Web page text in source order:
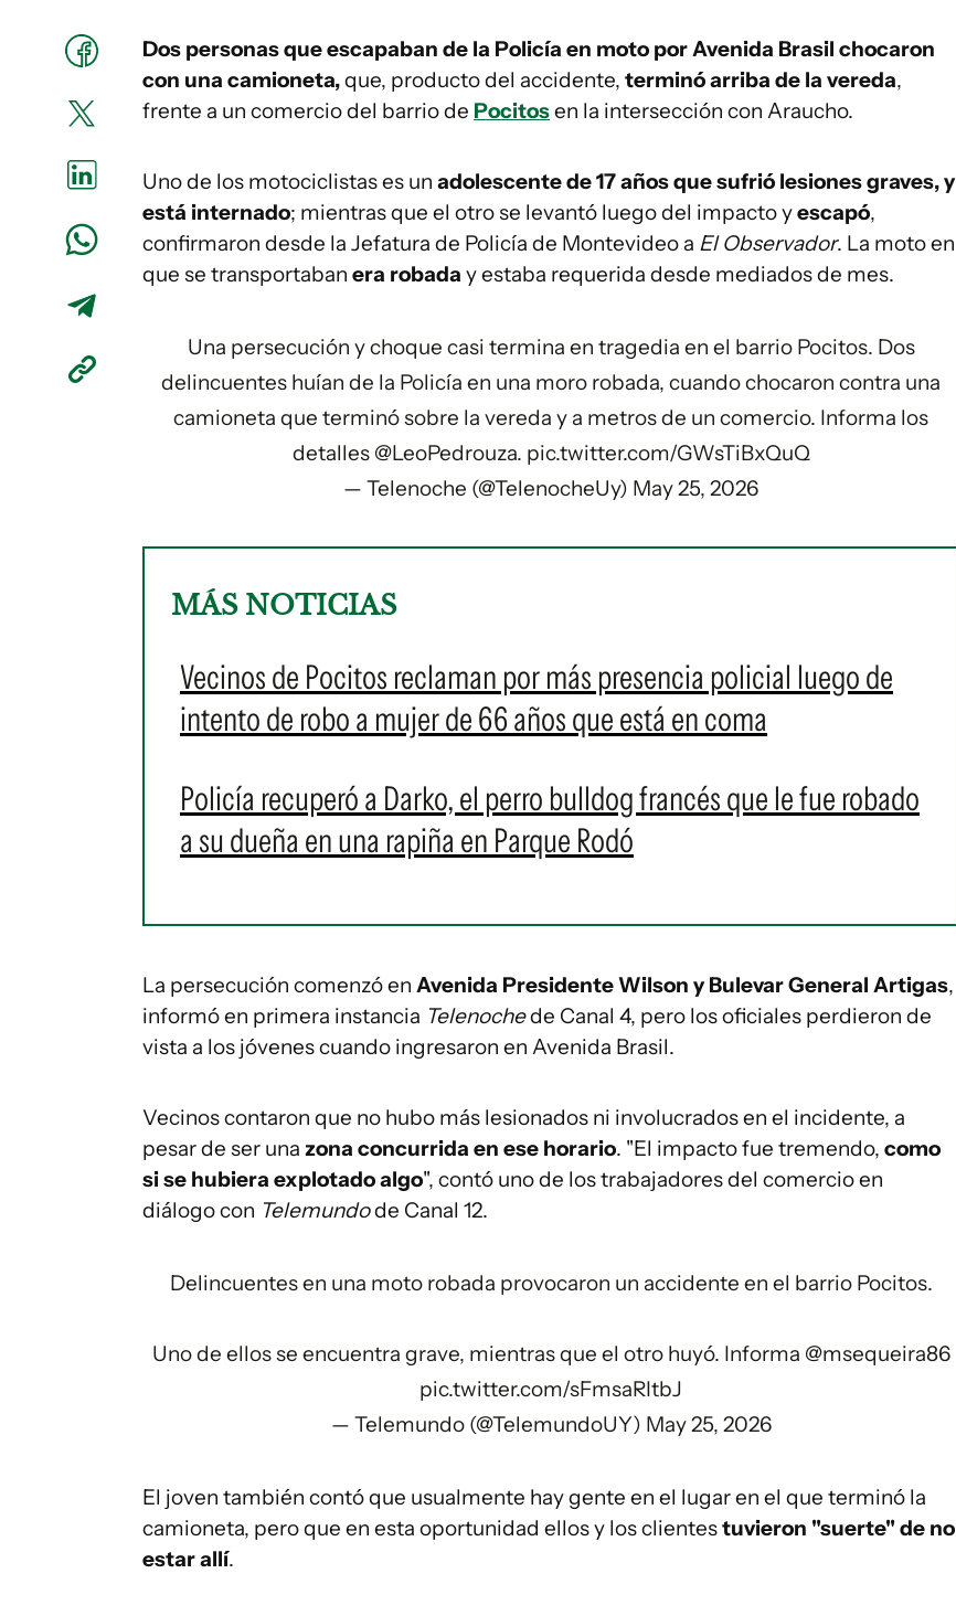
Dos personas que escapaban de la Policía en moto por Avenida Brasil chocaron
con una camioneta,que, producto del accidente, terminó arriba de la vereda,
frente a un comercio del barrio de Pocitosen la intersección con Araucho.
Uno de los motociclistas es un adolescente de 17 años que sufrió lesiones graves, y
está internado; mientras que el otro se levantó luego del impacto yescapó,
confirmaron desde la Jefatura de Policía de Montevideo a El Observador. La moto en
que se transportaban era robada y estaba requerida desde mediados de mes.
Una persecución y choque casi termina en tragedia en el barrio Pocitos. Dos
delincuentes huían de la Policía en una moro robada, cuando chocaron contra una
camioneta que terminó sobre la vereda y a metros de un comercio. Informa los
detalles @LeoPedrouza. pic.twitter.com/GWsTiBxQuQ
— Telenoche (@TelenocheUy) May 25, 2026
MÁS NOTICIAS
Vecinos de Pocitos reclaman por más presencia policial luego de
intento de robo a mujer de 66 años que está en coma
Policía recuperó a Darko, el perro bulldog francés que le fue robado
a su dueña en una rapiña en Parque Rodó
La persecución comenzó en Avenida Presidente Wilson y Bulevar General Artigas,
informó en primera instancia Telenochede Canal 4, pero los oficiales perdieron de
vista a los jóvenes cuando ingresaron en Avenida Brasil.
Vecinos contaron que no hubo más lesionados ni involucrados en el incidente, a
pesar de ser una zona concurrida en ese horario. "El impacto fue tremendo, como
si se hubiera explotado algo", contó uno de los trabajadores del comercio en
diálogo con Telemundode Canal 12.
Delincuentes en una moto robada provocaron un accidente en el barrio Pocitos.
Uno de ellos se encuentra grave, mientras que el otro huyó. Informa @msequeira86
pic.twitter.com/sFmsaRItbJ
— Telemundo (@TelemundoUY) May 25, 2026
El joven también contó que usualmente hay gente en el lugar en el que terminó la
camioneta, pero que en esta oportunidad ellos y los clientestuvieron "suerte" de no
estar allí.